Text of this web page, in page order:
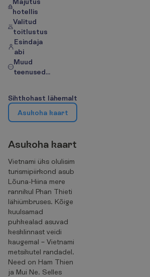
hotellis
Valitud
toitlustus
Esindaja
abi
Muud
teenused...
Sihtkohast lähemalt
Asukoha kaart
Asukoha kaart
Vietnami üks olulisim
turismipiirkond asub
Lõuna-Hiina mere
rannikul Phan Thieti
lähiümbruses. Kõige
kuulsamad
puhkealad asuvad
kesklinnast veidi
kaugemal – Vietnami
metsikutel randadel.
Need on Ham Thien
ja Mui Ne. Selles